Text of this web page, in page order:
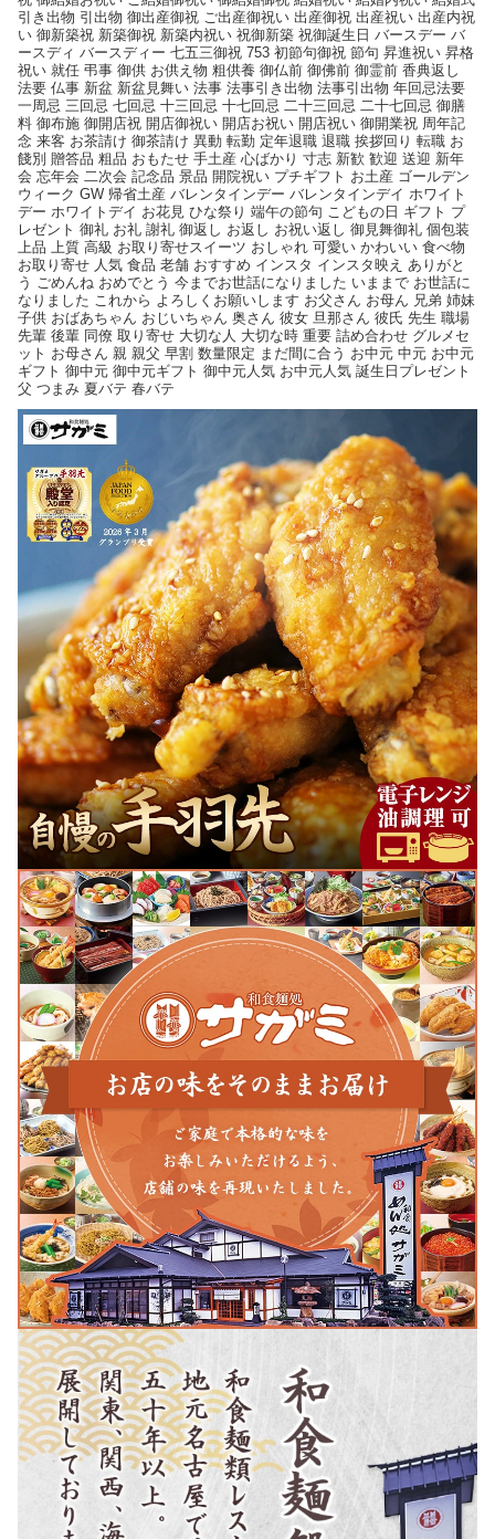
引き出物 引出物 御出産御祝 ご出産御祝い 出産御祝 出産祝い 出産内祝
い 御新築祝 新築御祝 新築内祝い 祝御新築 祝御誕生日 バースデー バ
ースディ バースディー 七五三御祝 753 初節句御祝 節句 昇進祝い 昇格
祝い 就任 弔事 御供 お供え物 粗供養 御仏前 御佛前 御霊前 香典返し
法要 仏事 新盆 新盆見舞い 法事 法事引き出物 法事引出物 年回忌法要
一周忌 三回忌 七回忌 十三回忌 十七回忌 二十三回忌 二十七回忌 御膳
料 御布施 御開店祝 開店御祝い 開店お祝い 開店祝い 御開業祝 周年記
念 来客 お茶請け 御茶請け 異動 転勤 定年退職 退職 挨拶回り 転職 お
餞別 贈答品 粗品 おもたせ 手土産 心ばかり 寸志 新歓 歓迎 送迎 新年
会 忘年会 二次会 記念品 景品 開院祝い プチギフト お土産 ゴールデン
ウィーク GW 帰省土産 バレンタインデー バレンタインデイ ホワイト
デー ホワイトデイ お花見 ひな祭り 端午の節句 こどもの日 ギフト プ
レゼント 御礼 お礼 謝礼 御返し お返し お祝い返し 御見舞御礼 個包装
上品 上質 高級 お取り寄せスイーツ おしゃれ 可愛い かわいい 食べ物
お取り寄せ 人気 食品 老舗 おすすめ インスタ インスタ映え ありがと
う ごめんね おめでとう 今までお世話になりました いままで お世話に
なりました これから よろしくお願いします お父さん お母ん 兄弟 姉妹
子供 おばあちゃん おじいちゃん 奥さん 彼女 旦那さん 彼氏 先生 職場
先輩 後輩 同僚 取り寄せ 大切な人 大切な時 重要 詰め合わせ グルメセ
ット お母さん 親 親父 早割 数量限定 まだ間に合う お中元 中元 お中元
ギフト 御中元 御中元ギフト 御中元人気 お中元人気 誕生日プレゼント
父 つまみ 夏バテ 春バテ